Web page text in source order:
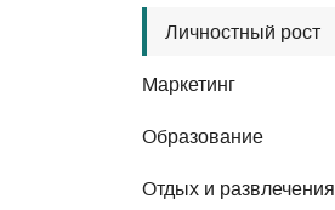
Личностный рост
Маркетинг
Образование
Отдых и развлечения